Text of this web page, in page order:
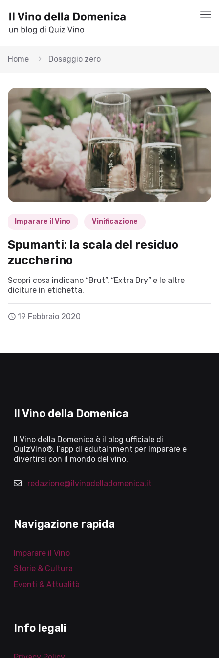
Home Dosaggio zero
Imparare il Vino Vinificazione
Spumanti: la scala del residuo
zuccherino
Scopri cosa indicano “Brut”, “Extra Dry” e le altre
diciture in etichetta.
19 Febbraio 2020
Il Vino della Domenica
Il Vino della Domenica è il blog ufficiale di
QuizVino®, l’app di edutainment per imparare e
divertirsi con il mondo del vino.
redazione@ilvinodelladomenica.it
Navigazione rapida
Imparare il Vino
Storie & Cultura
Eventi & Attualità
Info legali